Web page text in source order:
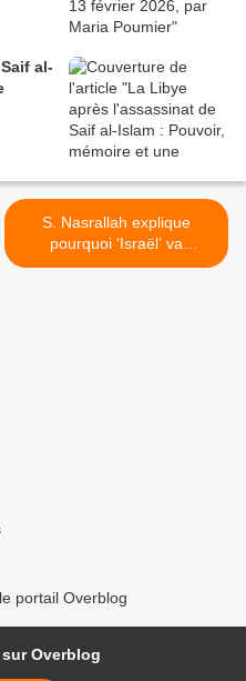
al-
S. Nasrallah explique
pourquoi ‘Israël’ va
disparaitre. Sans jeter les
portail Overblog
Overblog